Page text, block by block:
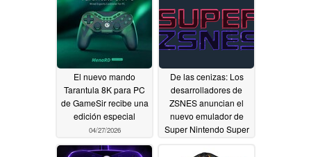
El nuevo mando
Tarantula 8K para PC
de GameSir recibe una
edición especial
04/27/2026
De las cenizas: Los
desarrolladores de
ZSNES anuncian el
nuevo emulador de
Super Nintendo Super